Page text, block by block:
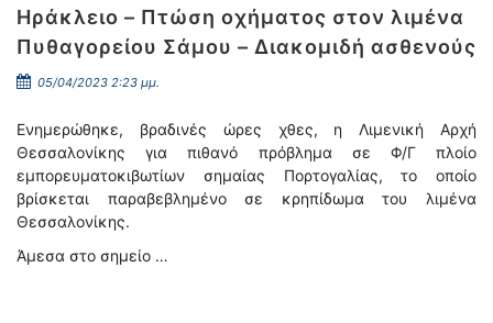
Ηράκλειο – Πτώση οχήματος στον λιμένα
Πυθαγορείου Σάμου – Διακομιδή ασθενούς
05/04/2023 2:23 μμ.
Ενημερώθηκε, βραδινές ώρες χθες, η Λιμενική Αρχή
Θεσσαλονίκης για πιθανό πρόβλημα σε Φ/Γ πλοίο
εμπορευματοκιβωτίων σημαίας Πορτογαλίας, το οποίο
βρίσκεται παραβεβλημένο σε κρηπίδωμα του λιμένα
Θεσσαλονίκης.
Άμεσα στο σημείο …